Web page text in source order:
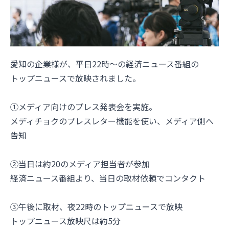
愛知の企業様が、平日22時〜の経済ニュース番組の
トップニュースで放映されました。
①メディア向けのプレス発表会を実施。
メディチョクのプレスレター機能を使い、メディア側へ
告知
②当日は約20のメディア担当者が参加
経済ニュース番組より、当日の取材依頼でコンタクト
③午後に取材、夜22時のトップニュースで放映
トップニュース放映尺は約5分